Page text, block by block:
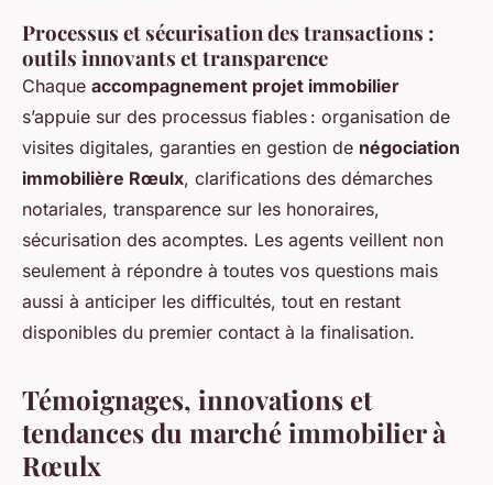
Processus et sécurisation des transactions :
outils innovants et transparence
Chaque accompagnement projet immobilier
s’appuie sur des processus fiables : organisation de
visites digitales, garanties en gestion de négociation
immobilière Rœulx, clarifications des démarches
notariales, transparence sur les honoraires,
sécurisation des acomptes. Les agents veillent non
seulement à répondre à toutes vos questions mais
aussi à anticiper les difficultés, tout en restant
disponibles du premier contact à la finalisation.
Témoignages, innovations et
tendances du marché immobilier à
Rœulx